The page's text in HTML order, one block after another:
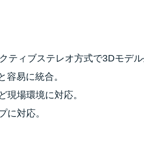
ティブステレオ方式で3Dモデ
容易に統合。
現場環境に対応。
に対応。